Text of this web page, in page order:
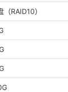
（RAID10）